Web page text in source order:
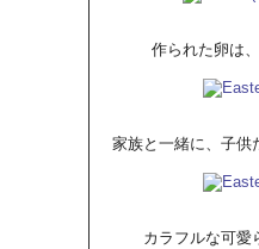
作られた卵は
家族と一緒に、子供
カラフルな可愛